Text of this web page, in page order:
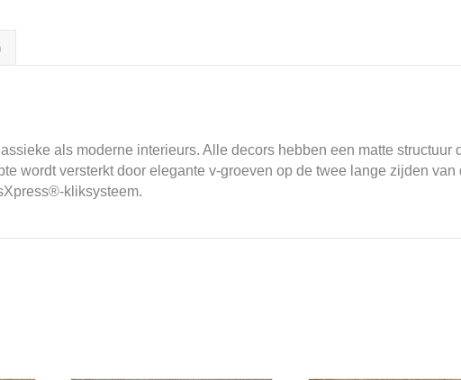
als moderne interieurs. Alle decors hebben een matte structuur
wordt versterkt door elegante v-groeven op de twee lange zijden van
kliksysteem.